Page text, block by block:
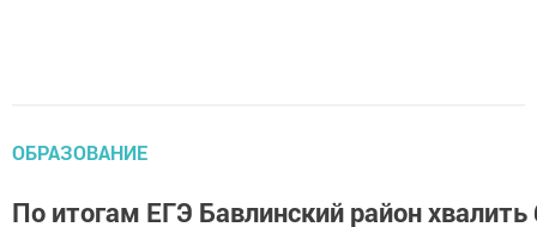
ОБРАЗОВАНИЕ
По итогам ЕГЭ Бавлинский район